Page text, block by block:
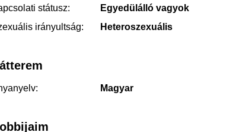
státusz:
Egyedülálló vagyok
irányultság:
Heteroszexuális
Magyar